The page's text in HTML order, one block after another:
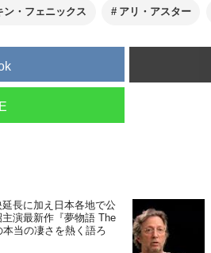
ン・フェニックス アリ・アスター
延長に加え日本各地で公
演最新作『夢物語 The
本当の凄さを熱く語ろ